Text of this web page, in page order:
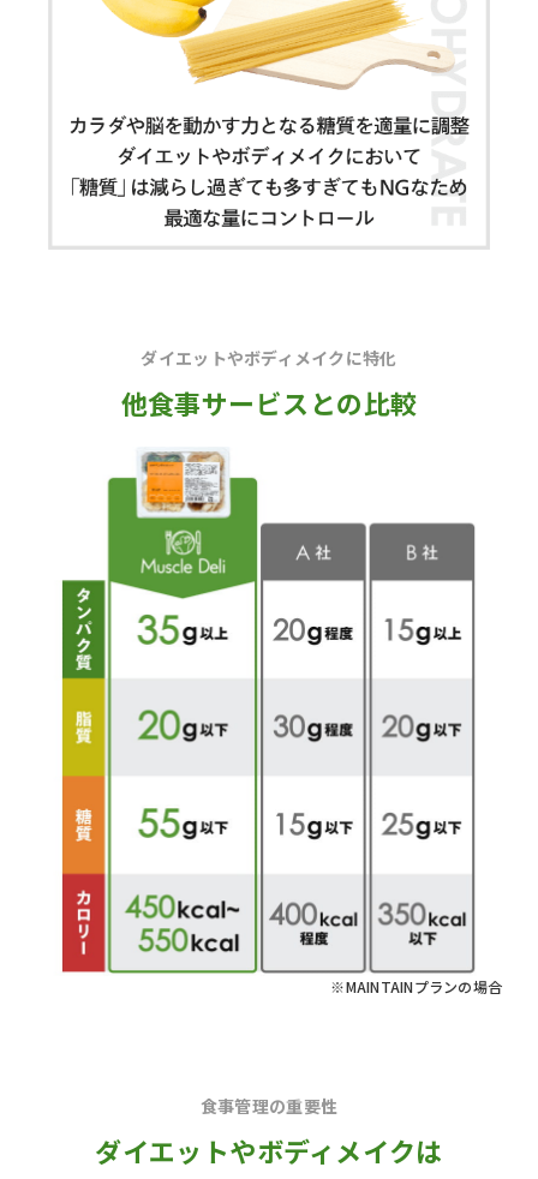
ダイエットやボディメイクに特化
他食事サービスとの比較
※MAINTAINプランの場合
食事管理の重要性
ダイエットやボディメイクは